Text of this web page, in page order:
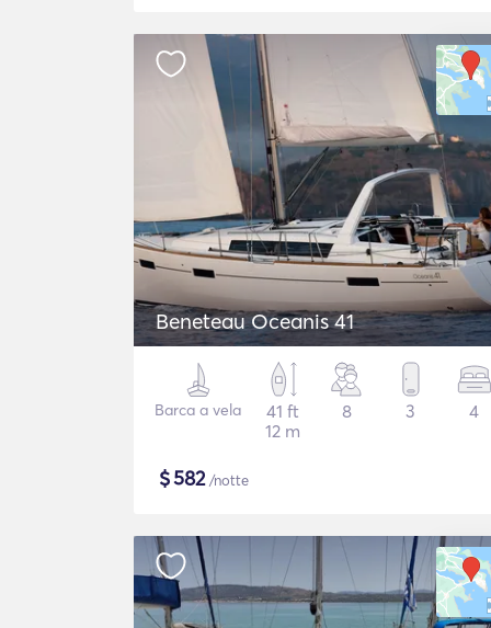
Beneteau Oceanis 41
Barca a vela
41 ft
12 m
8 3 4
$582/notte